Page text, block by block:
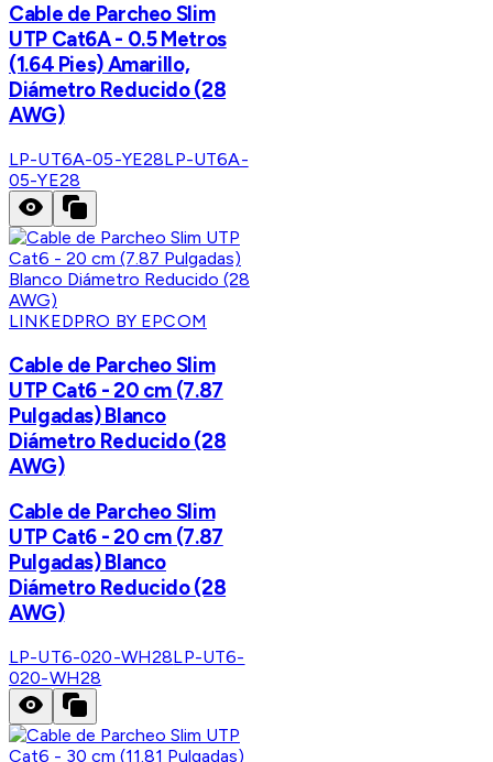
Cable de Parcheo Slim
UTP Cat6A - 0.5 Metros
(1.64 Pies) Amarillo,
Diámetro Reducido (28
AWG)
LP-UT6A-05-YE28LP-UT6A-
05-YE28
LINKEDPRO BY EPCOM
Cable de Parcheo Slim
UTP Cat6 - 20 cm (7.87
Pulgadas) Blanco
Diámetro Reducido (28
AWG)
Cable de Parcheo Slim
UTP Cat6 - 20 cm (7.87
Pulgadas) Blanco
Diámetro Reducido (28
AWG)
LP-UT6-020-WH28LP-UT6-
020-WH28